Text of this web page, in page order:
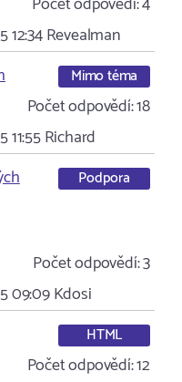
12:34Revealman
Mimo téma
Počet odpovědí:18
11:55Richard
Podpora
Počet odpovědí:3
09:09Kdosi
HTML
Počet odpovědí:12